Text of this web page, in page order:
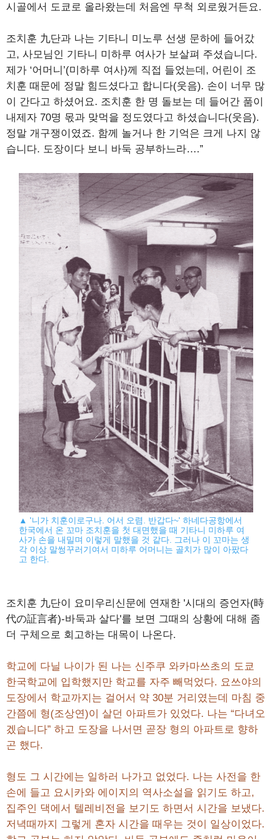
시골에서 도쿄로 올라왔는데 처음엔 무척 외로웠거든요.
조치훈 九단과 나는 기타니 미노루 선생 문하에 들어갔
고, 사모님인 기타니 미하루 여사가 보살펴 주셨습니다.
제가 ‘어머니’(미하루 여사)께 직접 들었는데, 어린이 조
치훈 때문에 정말 힘드셨다고 합니다(웃음). 손이 너무 많
이 간다고 하셨어요. 조치훈 한 명 돌보는 데 들어간 품이
내제자 70명 몫과 맞먹을 정도였다고 하셨습니다(웃음).
정말 개구쟁이였죠. 함께 놀거나 한 기억은 크게 나지 않
습니다. 도장이다 보니 바둑 공부하느라….”
▲ '니가 치훈이로구나. 어서 오렴. 반갑다~' 하네다공항에서
한국에서 온 꼬마 조치훈을 첫 대면했을 때 기타니 미하루 여
사가 손을 내밀며 이렇게 말했을 것 같다. 그러나 이 꼬마는 생
각 이상 말썽꾸러기여서 미하루 어머니는 골치가 많이 아팠다
고 한다.
조치훈 九단이 요미우리신문에 연재한 '시대의 증언자(時
代の証言者)-바둑과 살다'를 보면 그때의 상황에 대해 좀
더 구체으로 회고하는 대목이 나온다.
학교에 다닐 나이가 된 나는 신주쿠 와카마쓰초의 도쿄
한국학교에 입학했지만 학교를 자주 빼먹었다. 요쓰야의
도장에서 학교까지는 걸어서 약 30분 거리였는데 마침 중
간쯤에 형(조상연)이 살던 아파트가 있었다. 나는 “다녀오
겠습니다” 하고 도장을 나서면 곧장 형의 아파트로 향하
곤 했다.
형도 그 시간에는 일하러 나가고 없었다. 나는 사전을 한
손에 들고 요시카와 에이지의 역사소설을 읽기도 하고,
집주인 댁에서 텔레비전을 보기도 하면서 시간을 보냈다.
저녁때까지 그렇게 혼자 시간을 때우는 것이 일상이었다.